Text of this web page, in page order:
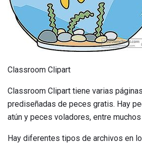
Classroom Clipart
Classroom Clipart tiene varias
prediseñadas de peces gratis. Hay
atún y peces voladores, entre
Hay diferentes tipos de archivos en